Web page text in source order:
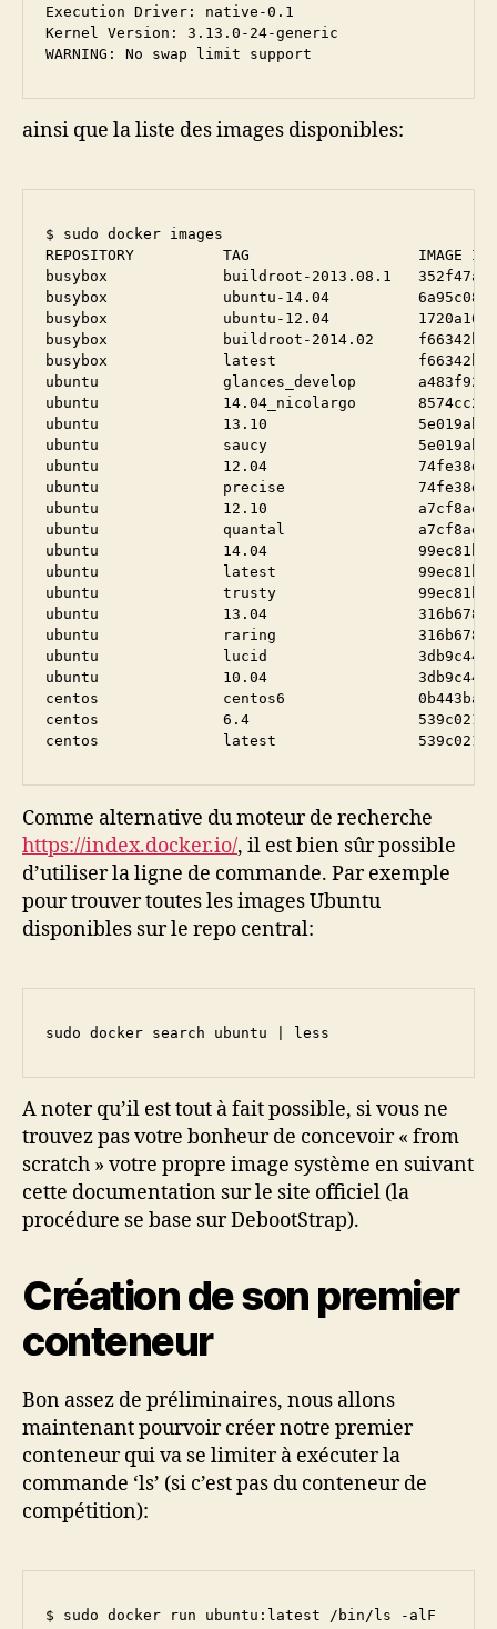
Execution Driver: native-0.1
Kernel Version: 3.13.0-24-generic
ainsi que la liste des images disponibles:
$ sudo docker images
REPOSITORY          TAG                   IMAGE
busybox             buildroot-2013.08.1
busybox             ubuntu-14.04
busybox             ubuntu-12.04
busybox             buildroot-2014.02
busybox             latest
ubuntu              glances_develop
ubuntu              14.04_nicolargo
ubuntu              13.10
ubuntu              saucy
ubuntu              12.04
ubuntu              precise
ubuntu              12.10
ubuntu              quantal
ubuntu              14.04
ubuntu              latest
ubuntu              trusty
ubuntu              13.04
ubuntu              raring
ubuntu              lucid
ubuntu              10.04
centos              centos6
centos              6.4
Comme alternative du moteur de recherche
https://index.docker.io/, il est bien sûr possible
d’utiliser la ligne de commande. Par exemple
pour trouver toutes les images Ubuntu
disponibles sur le repo central:
sudo docker search ubuntu | less
A noter qu’il est tout à fait possible, si vous ne
trouvez pas votre bonheur de concevoir « from
scratch » votre propre image système en suivant
cette documentation sur le site officiel (la
procédure se base sur DebootStrap).
Création de son premier
conteneur
Bon assez de préliminaires, nous allons
maintenant pourvoir créer notre premier
conteneur qui va se limiter à exécuter la
commande ‘ls’ (si c’est pas du conteneur de
compétition):
$ sudo docker run ubuntu:latest /bin/ls -alF